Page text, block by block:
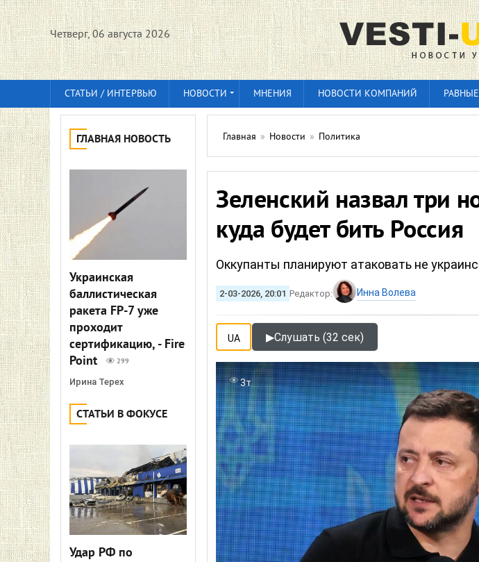
Четверг, 06 августа 2026
СТАТЬИ / ИНТЕРВЬЮ НОВОСТИ МНЕНИЯ НОВОСТИ КОМПАНИЙ
ГЛАВНАЯ НОВОСТЬ
Украинская
баллистическая
ракета FP-7 уже
проходит
сертификацию, - Fire
Point
299
Ирина Терех
СТАТЬИ В ФОКУСЕ
Удар РФ по
Главная » Новости » Политика
Зеленский назвал три
куда будет бить Россия
Оккупанты планируют атаковать не
2-03-2026, 20:01 Редактор: Инна Волева
UA ▶Слушать (32 сек)
3т